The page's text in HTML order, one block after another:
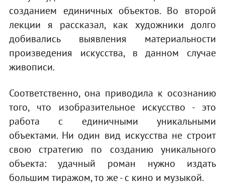
созданием единичных объектов. Во второй
лекции я рассказал, как художники долго
добивались выявления материальности
произведения искусства, в данном случае
живописи.
Соответственно, она приводила к осознанию
того, что изобразительное искусство - это
работа с единичными уникальными
объектами. Ни один вид искусства не строит
свою стратегию по созданию уникального
объекта: удачный роман нужно издать
большим тиражом, то же - с кино и музыкой.